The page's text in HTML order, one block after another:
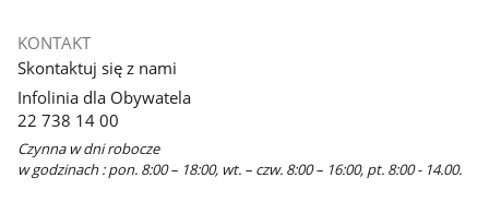
KONTAKT
Skontaktuj się z nami
Infolinia dla Obywatela
22 738 14 00
Czynna w dni robocze
w godzinach : pon. 8:00 – 18:00, wt. – czw. 8:00 – 16:00, pt. 8:00 - 14.00.